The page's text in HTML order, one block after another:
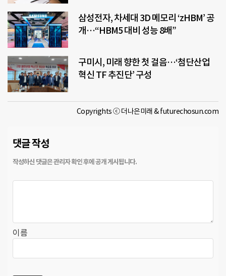
삼성전자, 차세대 3D 메모리 ‘zHBM’ 공
개…“HBM5 대비 성능 8배”
구미시, 미래 향한 첫 걸음…‘첨단산업
혁신 TF 추진단’ 구성
Copyrights ⓒ 더나은미래 & futurechosun.com
댓글 작성
이름